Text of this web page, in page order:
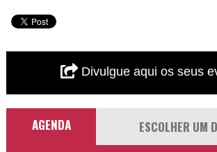
Divulgue aqui os seus
AGENDA